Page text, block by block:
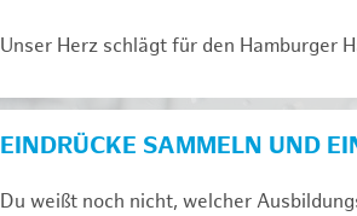
Unser Herz schlägt für den Hamburger
EINDRÜCKE SAMMELN UND
Du weißt noch nicht, welcher